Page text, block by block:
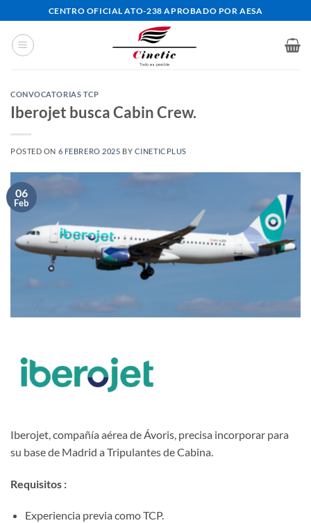
al
contenido
CENTRO OFICIAL ATO-238 APROBADO POR AESA
CONVOCATORIAS TCP
Iberojet busca Cabin Crew.
POSTED ON 6 FEBRERO 2025 BY CINETICPLUS
06
Feb
Iberojet, compañía aérea de Ávoris, precisa incorporar para
su base de Madrid a Tripulantes de Cabina.
Requisitos :
Experiencia previa como TCP.